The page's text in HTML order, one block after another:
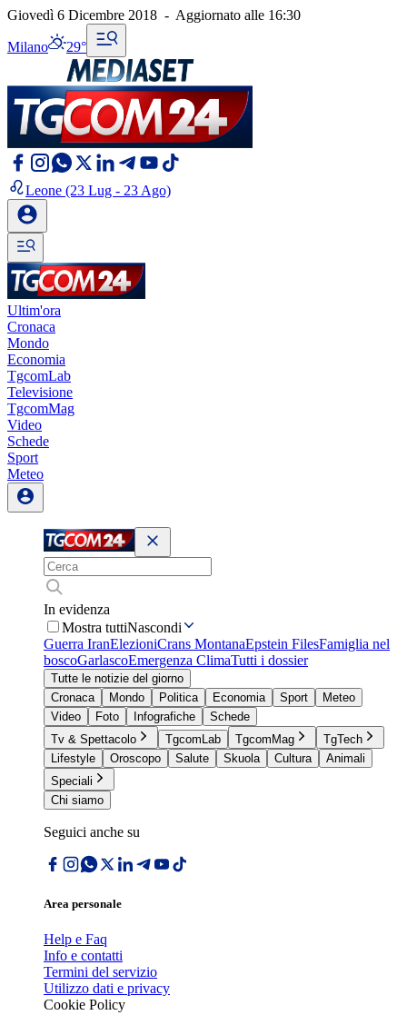
Giovedì 6 Dicembre 2018 - Aggiornato alle 16:30
Milano 29°
Leone (23 Lug - 23 Ago)
Ultim'ora
Cronaca
Mondo
Economia
TgcomLab
Televisione
TgcomMag
Video
Schede
Sport
Meteo
In evidenza
Mostra tuttiNascondi
Guerra IranElezioniCrans MontanaEpstein FilesFamiglia nel
boscoGarlascoEmergenza ClimaTutti i dossier
Tutte le notizie del giorno
Cronaca
Mondo Politica Economia Sport
Meteo
Video
Foto Infografiche
Schede
Tv & Spettacolo
TgcomLab TgcomMag
TgTech
Lifestyle
Oroscopo Salute Skuola Cultura
Animali
Speciali
Chi siamo
Seguici anche su
Area personale
Help e Faq
Info e contatti
Termini del servizio
Utilizzo dati e privacy
Cookie Policy